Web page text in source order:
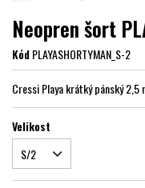
Neopren šort
KódPLAYASHORTYMAN_S-2
Cressi Playa krátký pánský 2,5
Velikost